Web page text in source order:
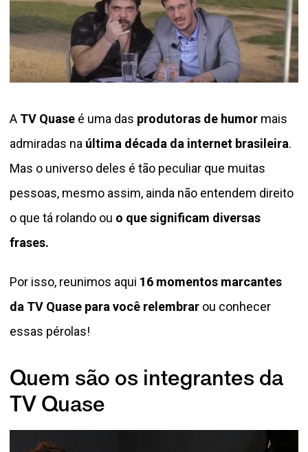
A TV Quase é uma das produtoras de humor mais
admiradas na última década da internet brasileira.
Mas o universo deles é tão peculiar que muitas
pessoas, mesmo assim, ainda não entendem direito
o que tá rolando ou o que significam diversas
frases.
Por isso, reunimos aqui 16 momentos marcantes
da TV Quase para você relembrar ou conhecer
essas pérolas!
Quem são os integrantes da
TV Quase